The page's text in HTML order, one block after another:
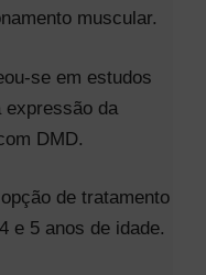
muscular.
se em estudos
expressão da
DMD.
de tratamento
e 5 anos de idade.